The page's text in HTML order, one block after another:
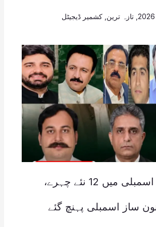
, تازہ ترین کشمیر ڈیجیٹل
آزاد کشمیر اسمبلی میں 12 نئے چہرے،
ساز اسمبلی پہنچ گئے